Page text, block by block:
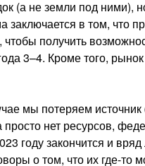
(а не земли под ними),
в том, что
чтобы получить
3–4. Кроме того,
мы потеряем
просто нет ресурсов,
году закончится и
о том, что их где-то